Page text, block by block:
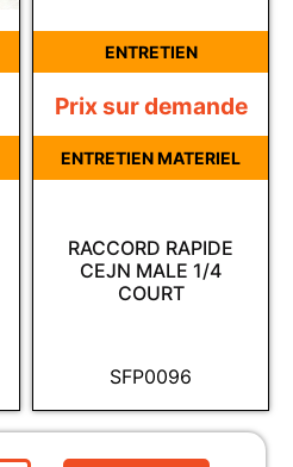
ENTRETIEN
SFP0096
RACCORD RAPIDE
CEJN MALE 1/4
COURT
Prix sur demande
ENTRETIEN MATERIEL